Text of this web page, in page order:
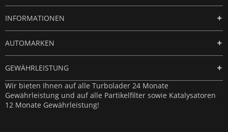
INFORMATIONEN
AUTOMARKEN
GEWÄHRLEISTUNG
Wir bieten Ihnen auf alle Turbolader 24 Monate
Gewährleistung und auf alle Partikelfilter sowie Katalysatoren
12 Monate Gewährleistung!